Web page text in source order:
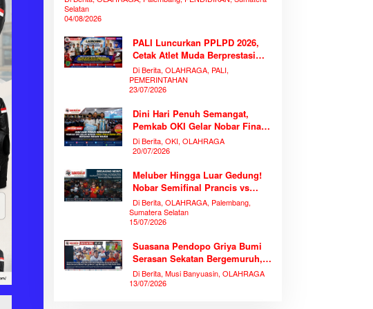
Selatan
04/08/2026
PALI Luncurkan PPLPD 2026,
Cetak Atlet Muda Berprestasi
Tanpa Mengorbankan
Pendidikan
Di Berita, OLAHRAGA, PALI,
PEMERINTAHAN
23/07/2026
Dini Hari Penuh Semangat,
Pemkab OKI Gelar Nobar Final
Piala Dunia 2026 Bersama
Ribuan Warga
Di Berita, OKI, OLAHRAGA
20/07/2026
Meluber Hingga Luar Gedung!
Nobar Semifinal Prancis vs
Spanyol di TVRI Sumsel
Memecahkan Rekor Antusiasme
Di Berita, OLAHRAGA, Palembang,
Sumatera Selatan
15/07/2026
Suasana Pendopo Griya Bumi
Serasan Sekatan Bergemuruh,
Bupati Muba Bersama Ribuan
Warga Nobar Laga Bersejarah
Di Berita, Musi Banyuasin, OLAHRAGA
13/07/2026